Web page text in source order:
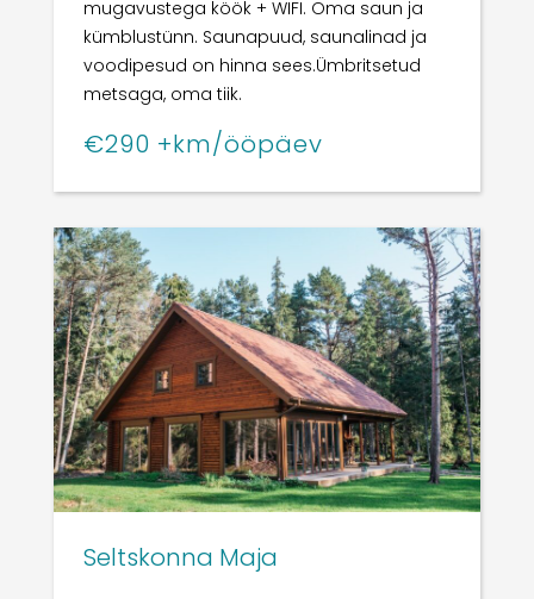
mugavustega köök + WIFI. Oma saun ja
kümblustünn. Saunapuud, saunalinad ja
voodipesud on hinna sees.Ümbritsetud
metsaga, oma tiik.
€290 +km/ööpäev
Seltskonna Maja